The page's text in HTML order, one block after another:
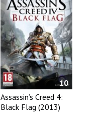
10
Assassin’s Creed 4:
Black Flag (2013)